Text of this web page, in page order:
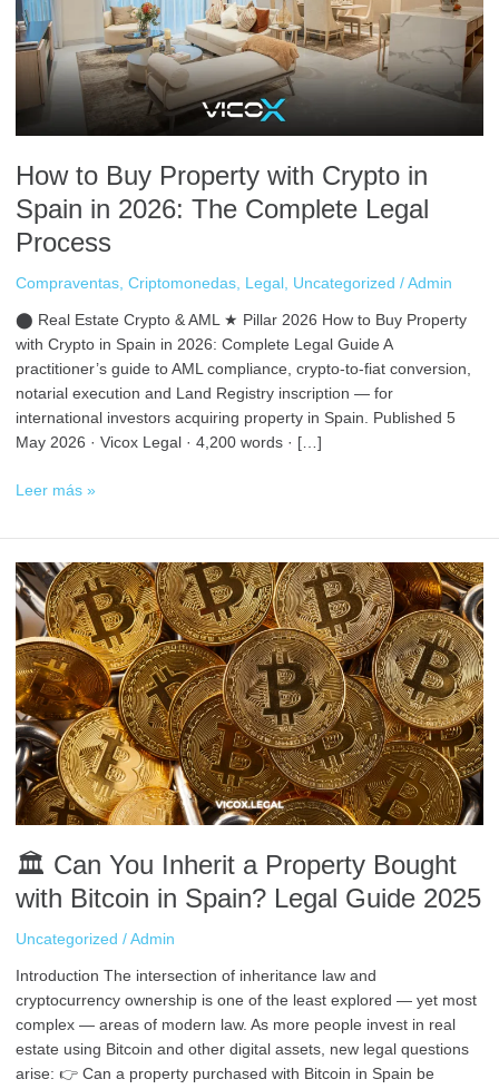
How to Buy Property with Crypto in
Spain in 2026: The Complete Legal
Process
Compraventas, Criptomonedas, Legal, Uncategorized / Admin
⬤ Real Estate Crypto & AML ★ Pillar 2026 How to Buy Property
with Crypto in Spain in 2026: Complete Legal Guide A
practitioner’s guide to AML compliance, crypto-to-fiat conversion,
notarial execution and Land Registry inscription — for
international investors acquiring property in Spain. Published 5
May 2026 · Vicox Legal · 4,200 words · […]
Crypto
in
Spain
2026:
Legal
Process
Leer más »
🏛️ Can You Inherit a Property Bought
with Bitcoin in Spain? Legal Guide 2025
Uncategorized / Admin
Introduction The intersection of inheritance law and
cryptocurrency ownership is one of the least explored — yet most
complex — areas of modern law. As more people invest in real
estate using Bitcoin and other digital assets, new legal questions
arise: 👉 Can a property purchased with Bitcoin in Spain be
🏛️
Can
You
Inherit
a
Property
Bought
with
Bitcoin
in
Spain?
Guide
2025